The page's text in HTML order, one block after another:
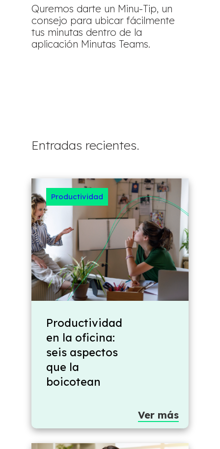
Quremos darte un Minu-Tip, un
consejo para ubicar fácilmente
tus minutas dentro de la
aplicación Minutas Teams.
Entradas recientes.
Productividad
Productividad
en la oficina:
seis aspectos
que la
boicotean
Ver más